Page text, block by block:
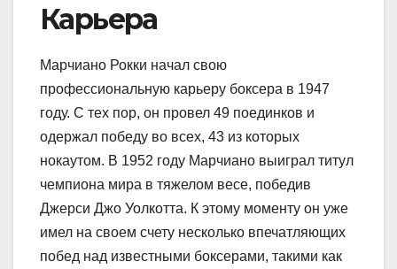
Карьера
Марчиано Рокки начал свою
профессиональную карьеру боксера в 1947
году. С тех пор, он провел 49 поединков и
одержал победу во всех, 43 из которых
нокаутом. В 1952 году Марчиано выиграл титул
чемпиона мира в тяжелом весе, победив
Джерси Джо Уолкотта. К этому моменту он уже
имел на своем счету несколько впечатляющих
побед над известными боксерами, такими как